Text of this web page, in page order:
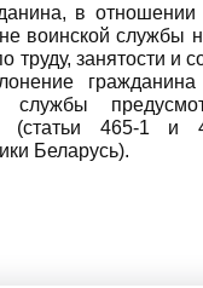
в отношении
воинской службы
труду, занятости и
службы
(статьи 465-1 и
Беларусь).